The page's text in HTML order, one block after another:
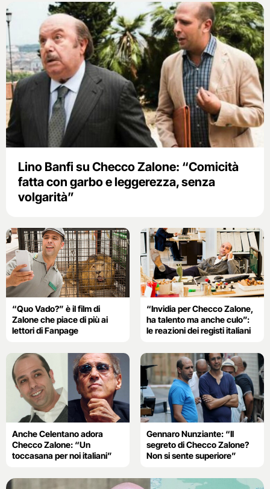
Lino Banfi su Checco Zalone: “Comicità
fatta con garbo e leggerezza, senza
volgarità”
“Quo Vado?” è il film di
Zalone che piace di più ai
lettori di Fanpage
“Invidia per Checco Zalone,
ha talento ma anche culo”:
le reazioni dei registi italiani
Anche Celentano adora
Checco Zalone: “Un
toccasana per noi italiani”
Gennaro Nunziante: “Il
segreto di Checco Zalone?
Non si sente superiore”